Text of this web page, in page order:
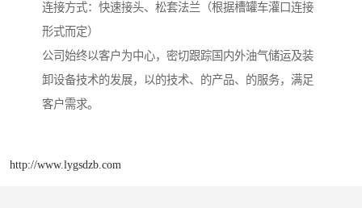
连接方式：快速接头、松套法兰（根据槽罐车灌口连接
形式而定）
公司始终以客户为中心，密切跟踪国内外油气储运及装
卸设备技术的发展，以的技术、的产品、的服务，满足
客户需求。
http://www.lygsdzb.com